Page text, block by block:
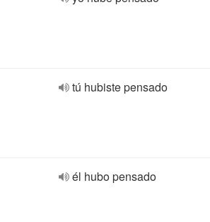
tú hubiste pensado
él hubo pensado